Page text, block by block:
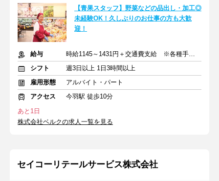
【青果スタッフ】野菜などの品出し・加工◎
未経験OK！久しぶりのお仕事の方も大歓
迎！
給与
時給1145～1431円＋交通費支給 ※各種手当含む
シフト
週3日以上 1日3時間以上
雇用形態
アルバイト・パート
アクセス
今羽駅 徒歩10分
あと1日
株式会社ベルクの求人一覧を見る
セイコーリテールサービス株式会社